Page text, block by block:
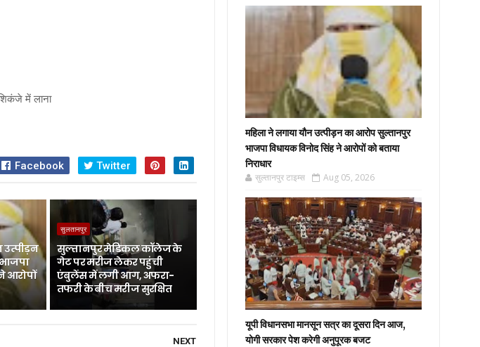
में लाना
Facebook Twitter
आरोपों
सुलतानपुर
सुल्तानपुर मेडिकल कॉलेज के
गेट पर मरीज लेकर पहुंची
एंबुलेंस में लगी आग, अफरा-
तफरी के बीच मरीज सुरक्षित
NEXT
महिला ने लगाया यौन उत्पीड़न का आरोप सुल्तानपुर
भाजपा विधायक विनोद सिंह ने आरोपों को बताया
निराधार
सुल्तानपुर टाइम्स Aug 05, 2026
यूपी विधानसभा मानसून सत्र का दूसरा दिन आज,
योगी सरकार पेश करेगी अनुपूरक बजट